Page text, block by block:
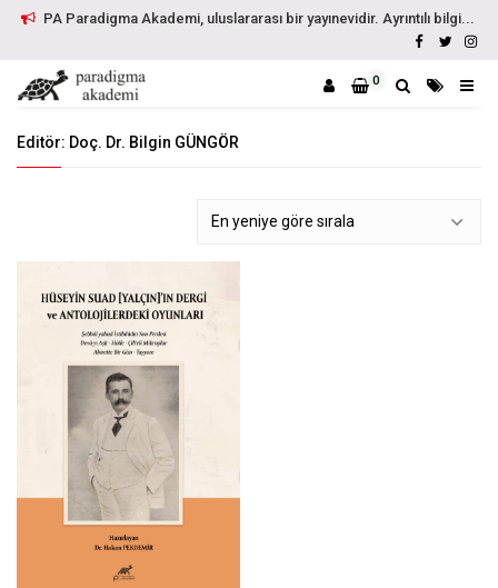
PA Paradigma Akademi, uluslararası bir yayınevidir. Ayrıntılı bilgi...
0
Editör: Doç. Dr. Bilgin GÜNGÖR